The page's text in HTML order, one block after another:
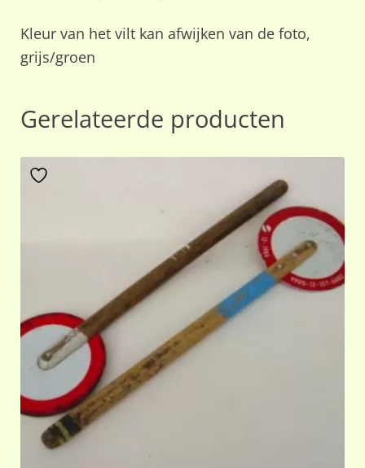
Kleur van het vilt kan afwijken van de foto,
grijs/groen
Gerelateerde producten